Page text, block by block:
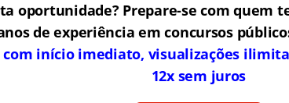
oportunidade? Prepare-se com quem
de experiência em concursos
início imediato, visualizações
12x sem juros